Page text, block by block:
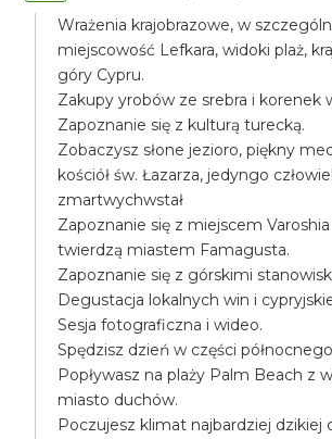
Wrażenia krajobrazowe, w
miejscowość Lefkara, widoki plaż,
góry Cypru.
Zakupy yrobów ze srebra i korenek
Zapoznanie się z kulturą turecką.
Zobaczysz słone jezioro, piękny
kościół św. Łazarza, jedyngo
zmartwychwstał
Zapoznanie się z miejscem
twierdzą miastem Famagusta.
Zapoznanie się z górskimi
Degustacja lokalnych win i
Sesja fotograficzna i wideo.
Spędzisz dzień w części
Popływasz na plaży Palm Beach z
miasto duchów.
Poczujesz klimat najbardziej dzikiej